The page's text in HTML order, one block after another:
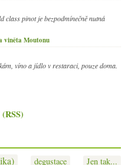
class pinot je bezpodmínečně nutná
viněta Moutonu
víno a jídlo v restaraci, pouze doma.
degustace Jen tak...